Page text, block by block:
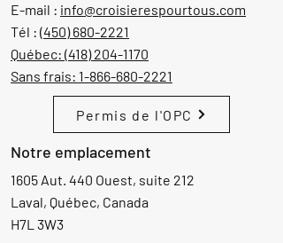
E-mail : info@croisierespourtous.com
Tél : (450) 680-2221
Québec: (418) 204-1170
Sans frais: 1-866-680-2221
Permis de l'OPC
Notre emplacement
1605 Aut. 440 Ouest, suite 212
Laval, Québec, Canada
H7L 3W3